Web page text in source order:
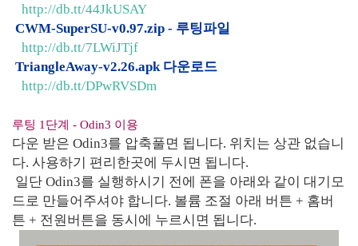
http://db.tt/44JkUSAY
CWM-SuperSU-v0.97.zip - 루팅파일
http://db.tt/7LWiJTjf
TriangleAway-v2.26.apk 다운로드
http://db.tt/DPwRVSDm
루팅 1단계 - Odin3 이용
다운 받은 Odin3를 압축풀면 됩니다. 위치는 상관 없습니
다. 사용하기 편리한곳에 두시면 됩니다.
일단 Odin3를 실행하시기 전에 폰을 아래와 같이 대기모
드로 만들어주셔야 합니다. 볼륨 조절 아래 버튼 + 홈버
튼 + 전원버튼을 동시에 누르시면 됩니다.